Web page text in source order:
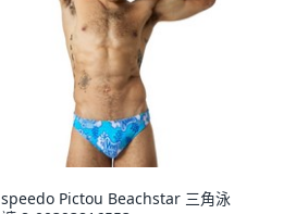
speedo Pictou Beachstar 三角泳